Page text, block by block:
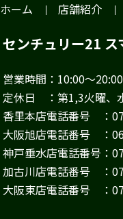
ホーム 店舗紹介
センチュリー21
営業時間：10:00～20:00
定休日 ：第1,3火曜、
香里本店電話番号 ：
大阪旭店電話番号 ：
神戸垂水店電話番号：
加古川店電話番号 ：
大阪東店電話番号 ：